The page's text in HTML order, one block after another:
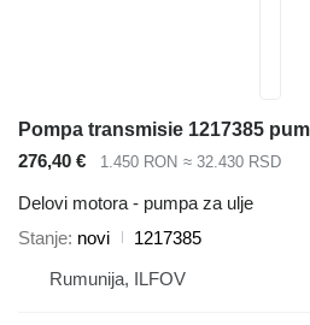
276,40 € 1.450 RON ≈ 32.430 RSD
Delovi motora - pumpa za ulje
Stanje novi
1217385
Rumunija, ILFOV